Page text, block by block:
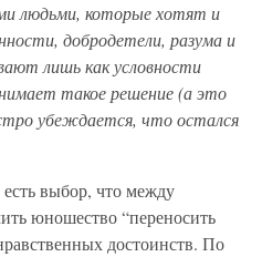
людьми, которые хотят и
добродетели, разума и
лишь как условности
такое решение (а это
убеждается, что остался
выбор, что между
юношество “переносить
достоинств. По